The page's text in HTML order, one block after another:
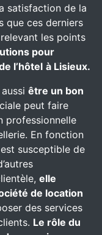
satisfaction de la
que ces derniers
les points
pour
l’hôtel à Lisieux.
être un bon
peut faire
professionnelle
En fonction
susceptible de
elle
de location
des services
Le rôle du